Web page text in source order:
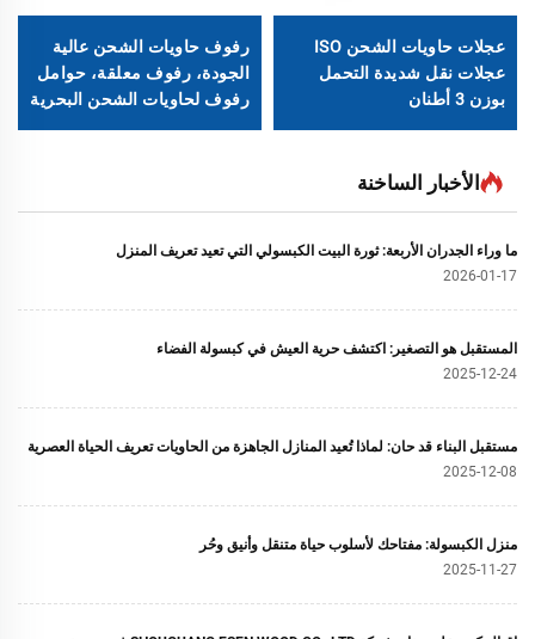
عجلات حاويات الشحن ISO
عجلات نقل شديدة التحمل
بوزن 3 أطنان
رفوف حاويات الشحن عالية
الجودة، رفوف معلقة، حوامل
رفوف لحاويات الشحن البحرية
الأخبار الساخنة
ما وراء الجدران الأربعة: ثورة البيت الكبسولي التي تعيد تعريف المنزل
2026-01-17
المستقبل هو التصغير: اكتشف حرية العيش في كبسولة الفضاء
2025-12-24
مستقبل البناء قد حان: لماذا تُعيد المنازل الجاهزة من الحاويات تعريف الحياة العصرية
2025-12-08
منزل الكبسولة: مفتاحك لأسلوب حياة متنقل وأنيق وحُر
2025-11-27